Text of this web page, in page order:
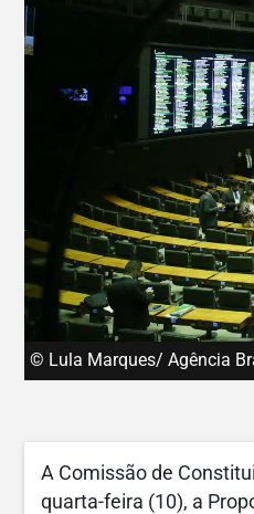
© Lula Marques/ Agência
A Comissão de
quarta-feira (10), a